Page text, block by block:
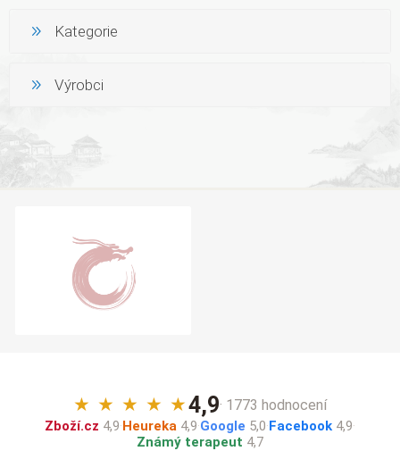
Kategorie
Výrobci
★ ★ ★ ★ ★4,9· 1773 hodnocení
Zboží.cz 4,9·Heureka 4,9·Google 5,0·Facebook 4,9·
Známý terapeut 4,7